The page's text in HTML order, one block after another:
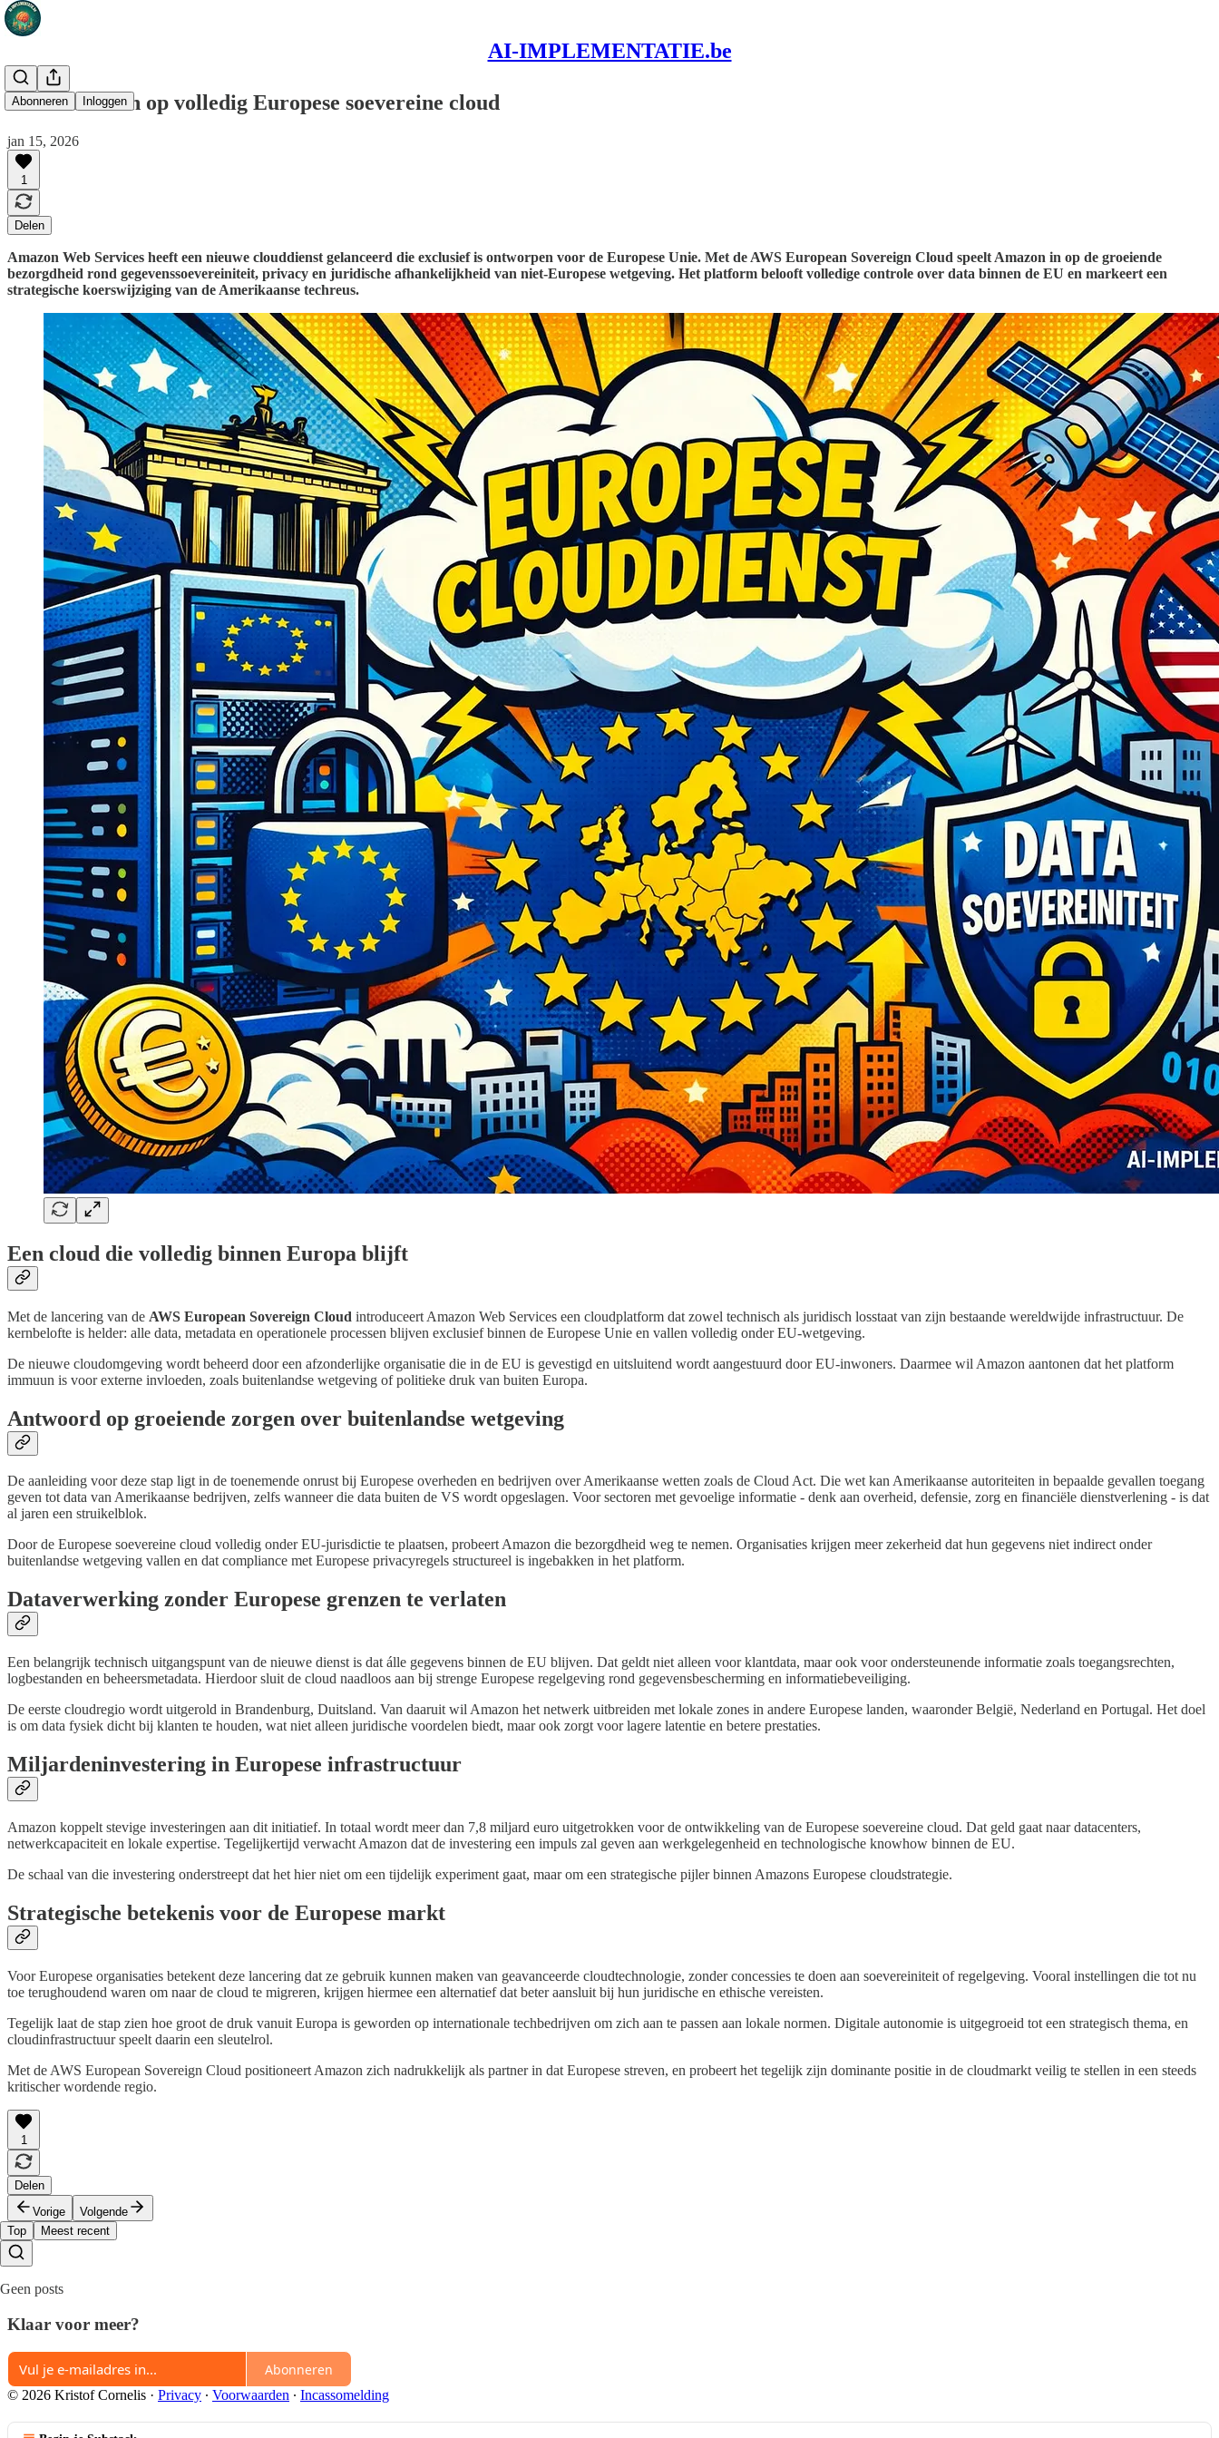
AI-IMPLEMENTATIE.be
Abonneren Inloggen
Amazon zet in op volledig Europese soevereine cloud
jan 15, 2026
1
Delen
Amazon Web Services heeft een nieuwe clouddienst gelanceerd die exclusief is ontworpen voor de Europese Unie. Met de AWS European Sovereign Cloud speelt Amazon in op de groeiende
bezorgdheid rond gegevenssoevereiniteit, privacy en juridische afhankelijkheid van niet-Europese wetgeving. Het platform belooft volledige controle over data binnen de EU en markeert een
strategische koerswijziging van de Amerikaanse techreus.
Een cloud die volledig binnen Europa blijft
Met de lancering van de AWS European Sovereign Cloud introduceert Amazon Web Services een cloudplatform dat zowel technisch als juridisch losstaat van zijn bestaande wereldwijde infrastructuur. De
kernbelofte is helder: alle data, metadata en operationele processen blijven exclusief binnen de Europese Unie en vallen volledig onder EU-wetgeving.
De nieuwe cloudomgeving wordt beheerd door een afzonderlijke organisatie die in de EU is gevestigd en uitsluitend wordt aangestuurd door EU-inwoners. Daarmee wil Amazon aantonen dat het platform
immuun is voor externe invloeden, zoals buitenlandse wetgeving of politieke druk van buiten Europa.
Antwoord op groeiende zorgen over buitenlandse wetgeving
De aanleiding voor deze stap ligt in de toenemende onrust bij Europese overheden en bedrijven over Amerikaanse wetten zoals de Cloud Act. Die wet kan Amerikaanse autoriteiten in bepaalde gevallen toegang
geven tot data van Amerikaanse bedrijven, zelfs wanneer die data buiten de VS wordt opgeslagen. Voor sectoren met gevoelige informatie - denk aan overheid, defensie, zorg en financiële dienstverlening - is dat
al jaren een struikelblok.
Door de Europese soevereine cloud volledig onder EU-jurisdictie te plaatsen, probeert Amazon die bezorgdheid weg te nemen. Organisaties krijgen meer zekerheid dat hun gegevens niet indirect onder
buitenlandse wetgeving vallen en dat compliance met Europese privacyregels structureel is ingebakken in het platform.
Dataverwerking zonder Europese grenzen te verlaten
Een belangrijk technisch uitgangspunt van de nieuwe dienst is dat álle gegevens binnen de EU blijven. Dat geldt niet alleen voor klantdata, maar ook voor ondersteunende informatie zoals toegangsrechten,
logbestanden en beheersmetadata. Hierdoor sluit de cloud naadloos aan bij strenge Europese regelgeving rond gegevensbescherming en informatiebeveiliging.
De eerste cloudregio wordt uitgerold in Brandenburg, Duitsland. Van daaruit wil Amazon het netwerk uitbreiden met lokale zones in andere Europese landen, waaronder België, Nederland en Portugal. Het doel
is om data fysiek dicht bij klanten te houden, wat niet alleen juridische voordelen biedt, maar ook zorgt voor lagere latentie en betere prestaties.
Miljardeninvestering in Europese infrastructuur
Amazon koppelt stevige investeringen aan dit initiatief. In totaal wordt meer dan 7,8 miljard euro uitgetrokken voor de ontwikkeling van de Europese soevereine cloud. Dat geld gaat naar datacenters,
netwerkcapaciteit en lokale expertise. Tegelijkertijd verwacht Amazon dat de investering een impuls zal geven aan werkgelegenheid en technologische knowhow binnen de EU.
De schaal van die investering onderstreept dat het hier niet om een tijdelijk experiment gaat, maar om een strategische pijler binnen Amazons Europese cloudstrategie.
Strategische betekenis voor de Europese markt
Voor Europese organisaties betekent deze lancering dat ze gebruik kunnen maken van geavanceerde cloudtechnologie, zonder concessies te doen aan soevereiniteit of regelgeving. Vooral instellingen die tot nu
toe terughoudend waren om naar de cloud te migreren, krijgen hiermee een alternatief dat beter aansluit bij hun juridische en ethische vereisten.
Tegelijk laat de stap zien hoe groot de druk vanuit Europa is geworden op internationale techbedrijven om zich aan te passen aan lokale normen. Digitale autonomie is uitgegroeid tot een strategisch thema, en
cloudinfrastructuur speelt daarin een sleutelrol.
Met de AWS European Sovereign Cloud positioneert Amazon zich nadrukkelijk als partner in dat Europese streven, en probeert het tegelijk zijn dominante positie in de cloudmarkt veilig te stellen in een steeds
kritischer wordende regio.
1
Delen
Vorige
Volgende
Top
Meest recent
Geen posts
Klaar voor meer?
Abonneren
© 2026 Kristof Cornelis · Privacy ∙ Voorwaarden ∙ Incassomelding